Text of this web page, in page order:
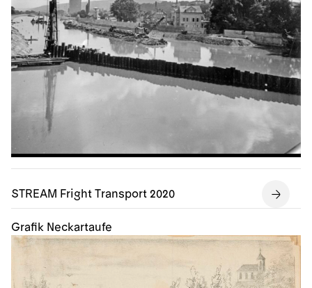
STREAM Fright Transport 2020
Grafik Neckartaufe